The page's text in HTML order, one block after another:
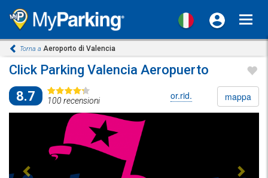
Torna a Aeroporto di Valencia
Click Parking Valencia Aeropuerto
8.7
100 recensioni or.rid. mappa
Previous